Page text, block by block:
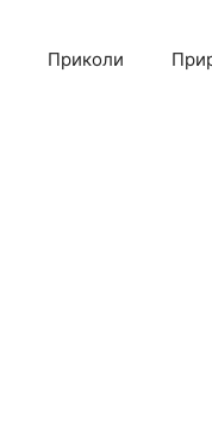
Приколи